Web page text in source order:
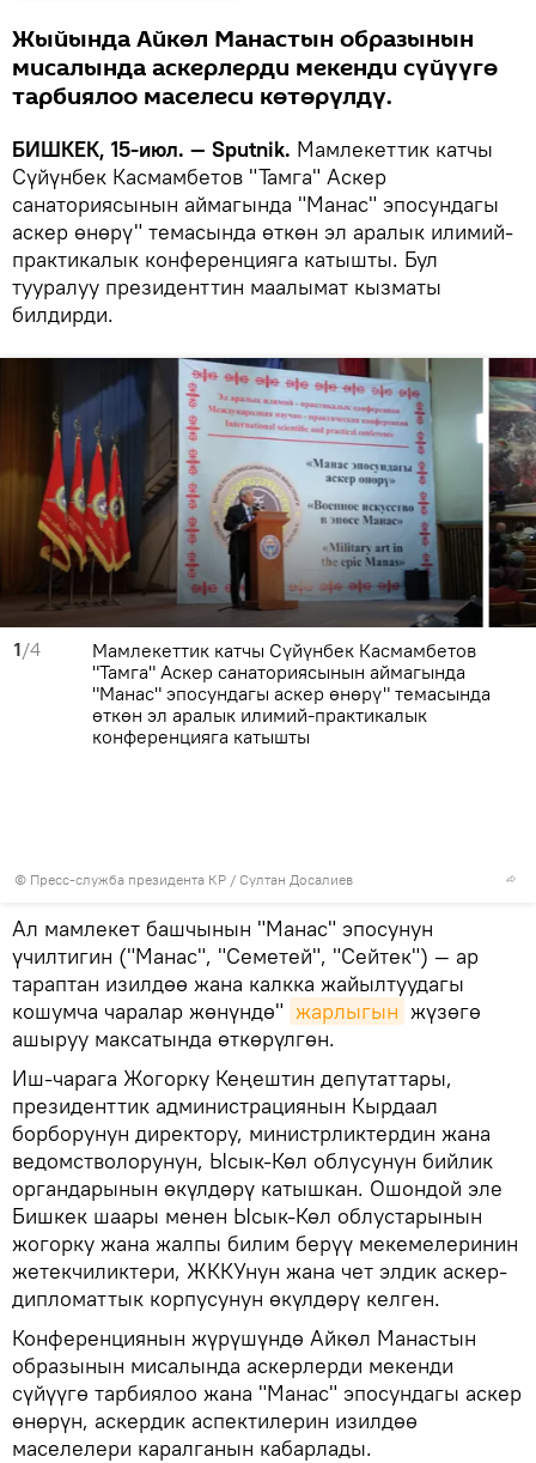
Жыйында Айкөл Манастын образынын
мисалында аскерлерди мекенди сүйүүгө
тарбиялоо маселеси көтөрүлдү.
БИШКЕК, 15-июл. — Sputnik. Мамлекеттик катчы
Сүйүнбек Касмамбетов "Тамга" Аскер
санаториясынын аймагында "Манас" эпосундагы
аскер өнөрү" темасында өткөн эл аралык илимий-
практикалык конференцияга катышты. Бул
тууралуу президенттин маалымат кызматы
билдирди.
1/4
© Пресс-служба президента КР / Султан Досалиев
Мамлекеттик катчы Сүйүнбек Касмамбетов
"Тамга" Аскер санаториясынын аймагында
"Манас" эпосундагы аскер өнөрү" темасында
өткөн эл аралык илимий-практикалык
конференцияга катышты
Ал мамлекет башчынын "Манас" эпосунун
үчилтигин ("Манас", "Семетей", "Сейтек") — ар
тараптан изилдөө жана калкка жайылтуудагы
кошумча чаралар жөнүндө" жарлыгын жүзөгө
ашыруу максатында өткөрүлгөн.
Иш-чарага Жогорку Кеңештин депутаттары,
президенттик администрациянын Кырдаал
борборунун директору, министрликтердин жана
ведомстволорунун, Ысык-Көл облусунун бийлик
органдарынын өкүлдөрү катышкан. Ошондой эле
Бишкек шаары менен Ысык-Көл облустарынын
жогорку жана жалпы билим берүү мекемелеринин
жетекчиликтери, ЖККУнун жана чет элдик аскер-
дипломаттык корпусунун өкүлдөрү келген.
Конференциянын жүрүшүндө Айкөл Манастын
образынын мисалында аскерлерди мекенди
сүйүүгө тарбиялоо жана "Манас" эпосундагы аскер
өнөрүн, аскердик аспектилерин изилдөө
маселелери каралганын кабарлады.